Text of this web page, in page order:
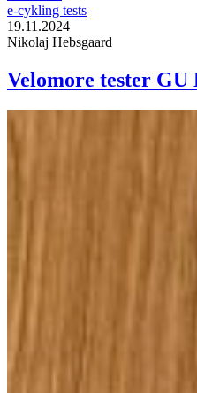
e-cykling tests
19.11.2024
Nikolaj Hebsgaard
Velomore tester GU